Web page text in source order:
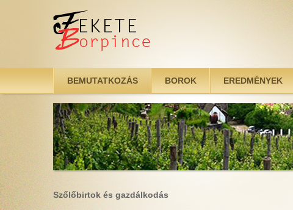
BEMUTATKOZÁS BOROK EREDMÉNYEK
Szőlőbirtok és gazdálkodás